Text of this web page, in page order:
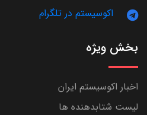
اکوسیستم در تلگرام
بخش ویژه
اخبار اکوسیستم ایران
لیست شتابدهنده ها